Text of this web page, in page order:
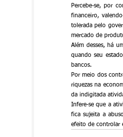
Percebe-se, por
financeiro,
tolerada pelo
mercado de
Além desses, há
quando seu
bancos.
Por meio dos
riquezas na
da indigitada
Infere-se que a
fica sujeita a
efeito de controlar